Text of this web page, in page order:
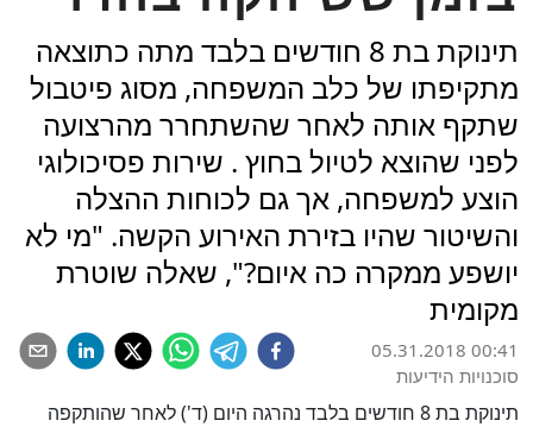
תינוקת בת 8 חודשים בלבד מתה כתוצאה
מתקיפתו של כלב המשפחה, מסוג פיטבול
שתקף אותה לאחר שהשתחרר מהרצועה
לפני שהוצא לטיול בחוץ . שירות פסיכולוגי
הוצע למשפחה, אך גם לכוחות ההצלה
והשיטור שהיו בזירת האירוע הקשה. "מי לא
יושפע ממקרה כה איום?", שאלה שוטרת
מקומית
05.31.2018 00:41
סוכנויות הידיעות
תינוקת בת 8 חודשים בלבד נהרגה היום (ד') לאחר שהותקפה